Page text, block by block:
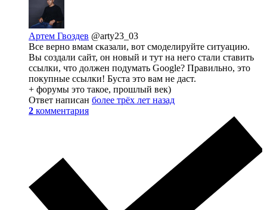
Артем Гвоздев @arty23_03
Все верно вмам сказали, вот смоделируйте ситуацию.
Вы создали сайт, он новый и тут на него стали ставить
ссылки, что должен подумать Google? Правильно, это
покупные ссылки! Буста это вам не даст.
+ форумы это такое, прошлый век)
Ответ написан более трёх лет назад
2 комментария